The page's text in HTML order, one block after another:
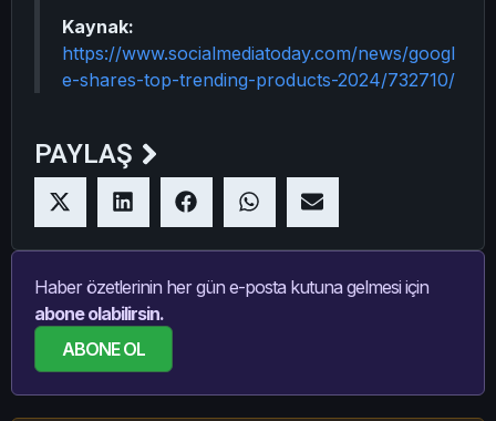
Kaynak:
https://www.socialmediatoday.com/news/googl
e-shares-top-trending-products-2024/732710/
PAYLAŞ
Haber özetlerinin her gün e-posta kutuna gelmesi için
abone olabilirsin.
ABONE OL